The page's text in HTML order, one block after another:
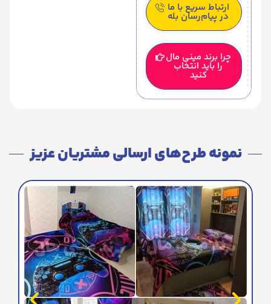
ارتباط سریع با ما
در پیام‌رسان بله
چرا برند مینی مال
را باید انتخاب
کنید
نمونه طرح‌های ارسالی مشتریان عزیز